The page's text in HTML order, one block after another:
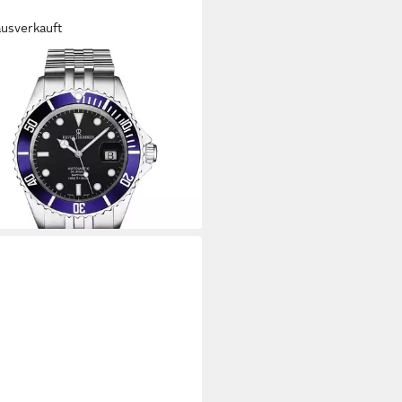
THOMMEN
Diver
UVP 1.500,00 €
- in 2-3 Werktagen bei dir